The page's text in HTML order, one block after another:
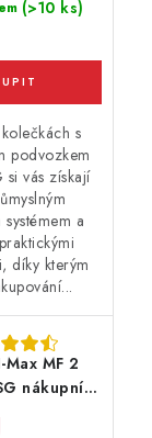
(>10 ks)
s
podvozkem
si vás získají
a
díky kterým
MF 2
nákupní
velkých